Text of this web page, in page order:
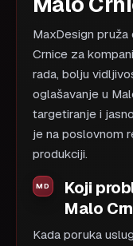
MaxDesign
Crnice za
rada, bolju
oglašavanje u
targetiranje i
je na poslovnom
produkciji.
Koji
Malo
Kada poruka